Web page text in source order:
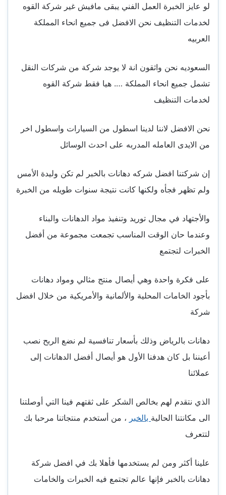
لو عايز الخبرة العمل الفني يبقى مافيش غير شركة القوه
لخدمات التنظيف نحن الافضل فى جميع انحاء المملكة
العربيه
السعوديه نحن واثقون انة لا يوجد شركة من شركات النقل
تشمل جميع انحاء المملكة …. هيا فقط شركة القوه
لخدمات التنظيف
نحن الافضل لاننا لدينا اسطول من السيارات واسطول اخر
من الايدى العامله المدربه على احدث الوسائل
إن شركتنا افضل شركه دهانات بالخبر لم تكن وليدة الأمس
ولم تظهر فجأه ولكنها كانت نتيجة سنوات طويله من الخبرة
والأجتهاد في مجال توريد وتنفيذ مواد الدهانات والبناء
وعندما حان الوقت المناسب تجمعت مجموعة من أفضل
الخبرات لتجتمع
على فكرة واحدة وهي أيصال منتج مثالي ومواد دهانات
بأجود الخامات المحلية والألمانية والأمريكية من خلال افضل
شركة
دهانات بالرياض وذلك بأسعار تنافسية لم نضع الربح نصب
أعيننا بل كان هدفنا الأول هو أيصال أفضل الدهانات إلى
عملائنا
الذي نتقدم لهم بخالص الشكر على ثقتهم فينا التي أوصلتنا
الى مكانتنا الحالية بالخبر ، من أستخدم منتجاتنا مرحبا بك
لتتعرف
علينا أكثر ومن لم يستخدمها فأهلا بك في افضل شركة
دهانات بالخبر فإنها عالم تجتمع فيه الخبرات والخامات